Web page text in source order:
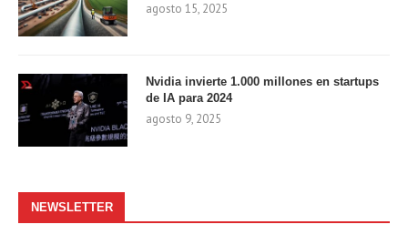
agosto 15, 2025
Nvidia invierte 1.000 millones en startups
de IA para 2024
agosto 9, 2025
NEWSLETTER